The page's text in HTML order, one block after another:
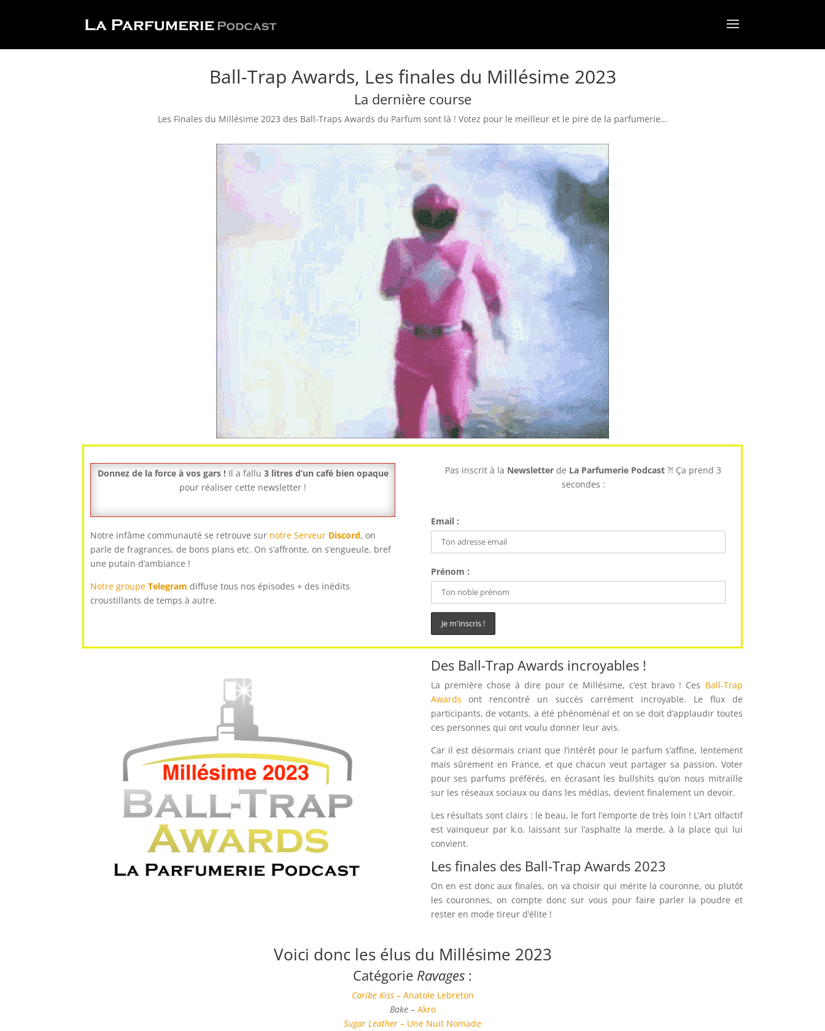
Ball-Trap Awards, Les finales du Millésime 2023
La dernière course
Les Finales du Millésime 2023 des Ball-Traps Awards du Parfum sont là ! Votez pour le meilleur et le pire de la parfumerie…
Donnez de la force à vos gars !Il a fallu 3 litres d’un café bien opaque
pour réaliser cette newsletter !
Notre infâme communauté se retrouve sur notre Serveur Discord, on
parle de fragrances, de bons plans etc. On s’affronte, on s’engueule, bref
une putain d’ambiance !
Notre groupeTelegram diffuse tous nos épisodes + des inédits
croustillants de temps à autre.
Pas inscrit à la Newsletter de La Parfumerie Podcast ?! Ça prend 3
secondes :
Email :
Prénom :
Des Ball-Trap Awards incroyables !
La première chose à dire pour ce Millésime, c’est bravo ! Ces Ball-Trap
Awards ont rencontré un succès carrément incroyable. Le flux de
participants, de votants, a été phénoménal et on se doit d’applaudir toutes
ces personnes qui ont voulu donner leur avis.
Car il est désormais criant que l’intérêt pour le parfum s’affine, lentement
mais sûrement en France, et que chacun veut partager sa passion. Voter
pour ses parfums préférés, en écrasant les bullshits qu’on nous mitraille
sur les réseaux sociaux ou dans les médias, devient finalement un devoir.
Les résultats sont clairs : le beau, le fort l’emporte de très loin ! L’Art olfactif
est vainqueur par k.o. laissant sur l’asphalte la merde, à la place qui lui
convient.
Les finales des Ball-Trap Awards 2023
On en est donc aux finales, on va choisir qui mérite la couronne, ou plutôt
les couronnes, on compte donc sur vous pour faire parler la poudre et
rester en mode tireur d’élite !
Voici donc les élus du Millésime 2023
Catégorie Ravages :
Caribe Kiss– Anatole Lebreton
Bake– Akro
Sugar Leather – Une Nuit Nomade